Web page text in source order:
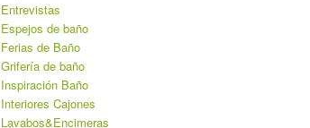
Entrevistas
Espejos de baño
Ferias de Baño
Grifería de baño
Inspiración Baño
Interiores Cajones
Lavabos&Encimeras